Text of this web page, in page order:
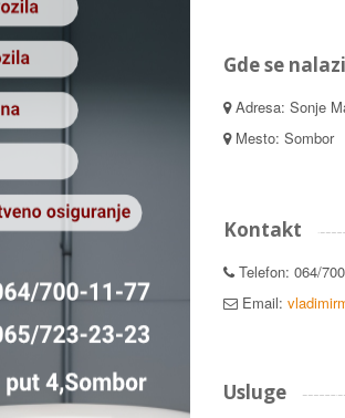
Gde se
Adresa: Sonje
Mesto: Sombor
Kontakt
Telefon: 064/
Email:
Usluge